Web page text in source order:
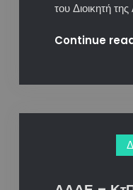
του Διοικητή
Continue